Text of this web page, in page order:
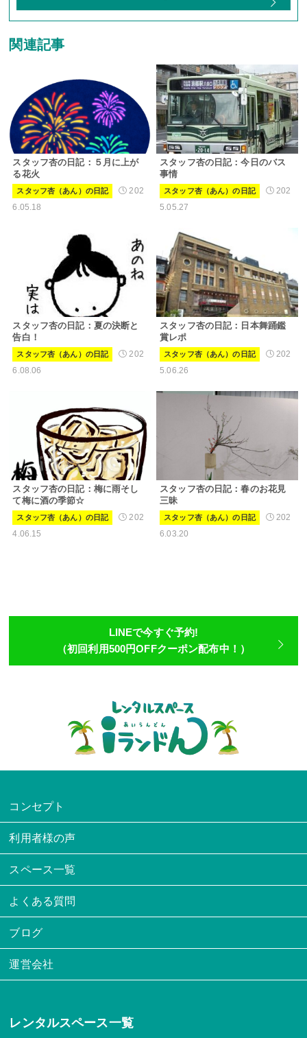
関連記事
スタッフ杏の日記：５月に上が
る花火
スタッフ杏（あん）の日記
202
6.05.18
スタッフ杏の日記：今日のバス
事情
スタッフ杏（あん）の日記
202
5.05.27
スタッフ杏の日記：夏の決断と
告白！
スタッフ杏（あん）の日記
202
6.08.06
スタッフ杏の日記：日本舞踊鑑
賞レポ
スタッフ杏（あん）の日記
202
5.06.26
スタッフ杏の日記：梅に雨そし
て梅に酒の季節☆
スタッフ杏（あん）の日記
202
4.06.15
スタッフ杏の日記：春のお花見
三昧
スタッフ杏（あん）の日記
202
6.03.20
LINEで今すぐ予約!
（初回利用500円OFFクーポン配布中！）
コンセプト
利用者様の声
スペース一覧
よくある質問
ブログ
運営会社
レンタルスペース一覧